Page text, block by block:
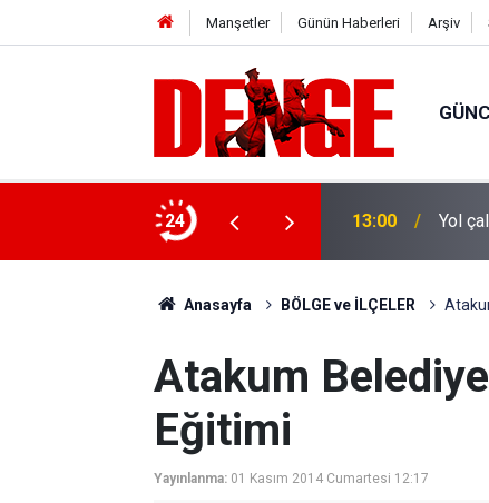
Manşetler Günün Haberleri Arşiv
24 13:00 Yol
Anasayfa BÖLGE ve İLÇELER
Atakum
Eğitimi
Yayınlanma: 01 Kasım 2014 Cumartesi 12:17